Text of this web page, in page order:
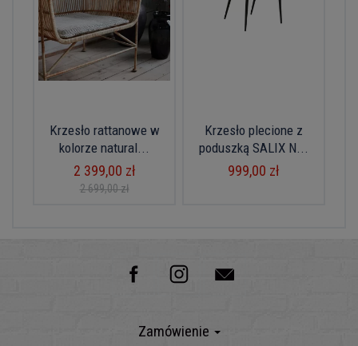
Krzesło rattanowe w
kolorze natural...
2 399,00 zł
2 699,00 zł
Krzesło plecione z
poduszką SALIX N...
999,00 zł
Zamówienie